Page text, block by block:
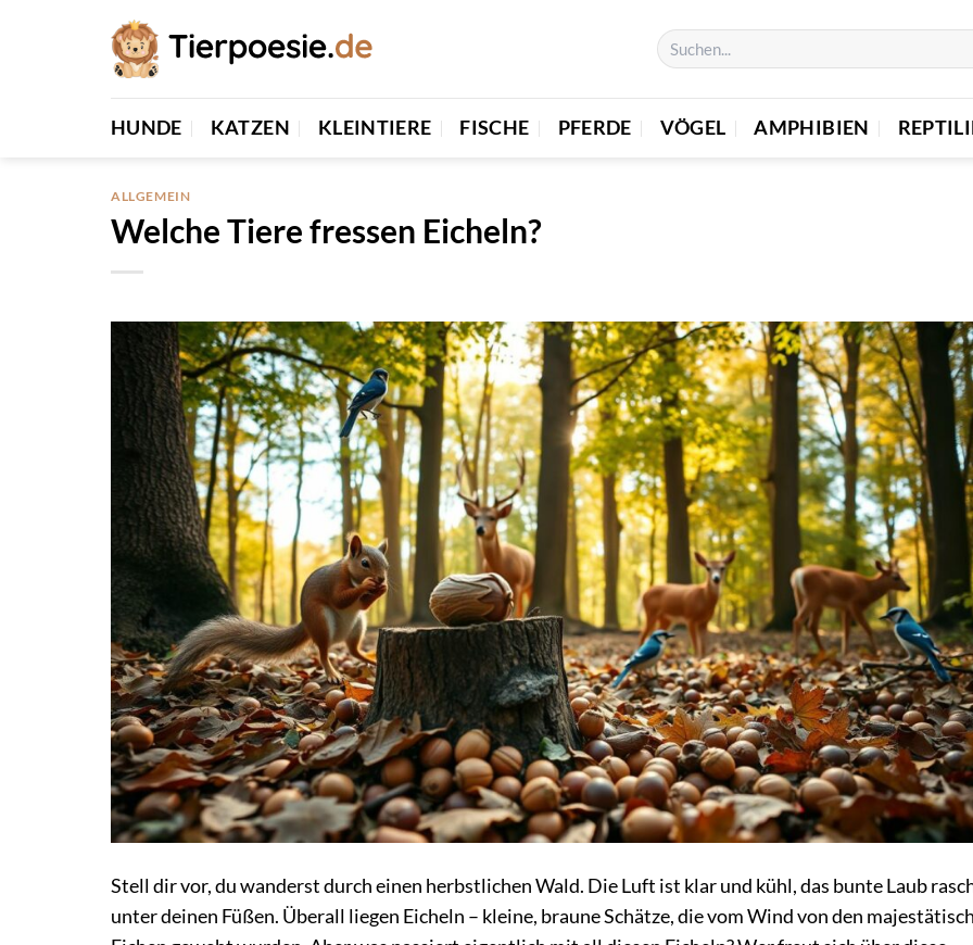
HUNDE KATZEN KLEINTIERE FISCHE PFERDE VÖGEL AMPHIBIEN
ALLGEMEIN
Welche Tiere fressen Eicheln?
Stell dir vor, du wanderst durch einen herbstlichen Wald. Die Luft ist klar und kühl, das bunte Laub
unter deinen Füßen. Überall liegen Eicheln – kleine, braune Schätze, die vom Wind von den